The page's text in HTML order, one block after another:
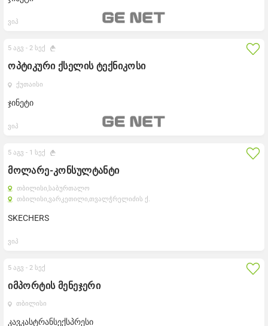
ვიპ
ოპტიკური ქსელის ტექნიკოსი
ქუთაისი
ჯინეტი
5 აგვ -2 სექ
ვიპ
მოლარე-კონსულტანტი
თბილისი,საბურთალო
თბილისი,ვარკეთილი,თვალჭრელიძის ქ.
SKECHERS
5 აგვ - 1 სექ
ვიპ
იმპორტის მენეჯერი
თბილისი
კავკასტრანსექსპრესი
5 აგვ -2 სექ